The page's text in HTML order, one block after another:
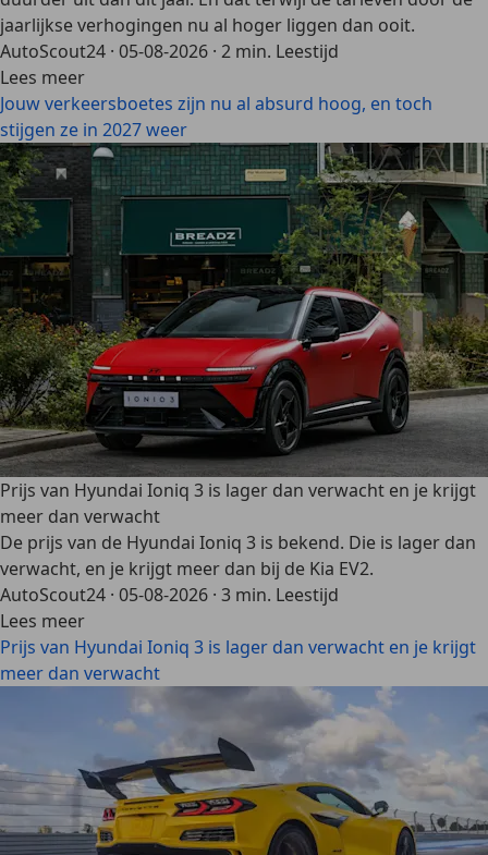
jaarlijkse verhogingen nu al hoger liggen dan ooit.
AutoScout24 · 05-08-2026 · 2 min. Leestijd
Lees meer
Jouw verkeersboetes zijn nu al absurd hoog, en toch
stijgen ze in 2027 weer
Prijs van Hyundai Ioniq 3 is lager dan verwacht en je krijgt
meer dan verwacht
De prijs van de Hyundai Ioniq 3 is bekend. Die is lager dan
verwacht, en je krijgt meer dan bij de Kia EV2.
AutoScout24 · 05-08-2026 · 3 min. Leestijd
Lees meer
Prijs van Hyundai Ioniq 3 is lager dan verwacht en je krijgt
meer dan verwacht